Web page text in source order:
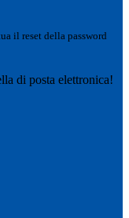
il reset della password
di posta elettronica!